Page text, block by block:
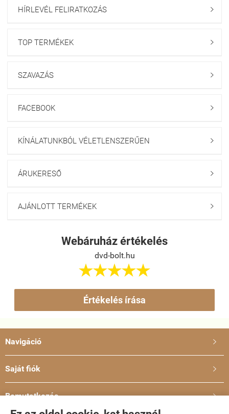
HÍRLEVÉL FELIRATKOZÁS 
TOP TERMÉKEK 
SZAVAZÁS 
FACEBOOK 
KÍNÁLATUNKBÓL VÉLETLENSZERŰEN 
ÁRUKERESŐ 
AJÁNLOTT TERMÉKEK 
Webáruház értékelés
dvd-bolt.hu

Értékelés írása
Navigáció 
Saját fiók 
Bemutatkozás 